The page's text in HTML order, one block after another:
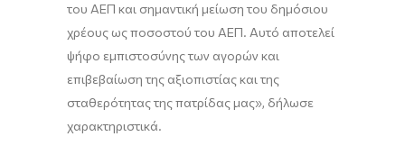
του ΑΕΠ και σημαντική μείωση του δημόσιου
χρέους ως ποσοστού του ΑΕΠ. Αυτό αποτελεί
ψήφο εμπιστοσύνης των αγορών και
επιβεβαίωση της αξιοπιστίας και της
σταθερότητας της πατρίδας μας», δήλωσε
χαρακτηριστικά.